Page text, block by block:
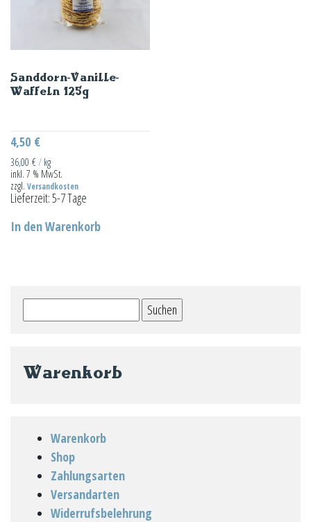
Sanddorn-Vanille-
Waffeln 125g
4,50 €
36,00 €/ kg
inkl. 7 % MwSt.
zzgl. Versandkosten
Lieferzeit:5-7 Tage
In den Warenkorb
nach:
Warenkorb
Warenkorb
Shop
Zahlungsarten
Versandarten
Widerrufsbelehrung